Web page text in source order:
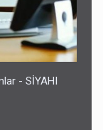
- SİYAHI